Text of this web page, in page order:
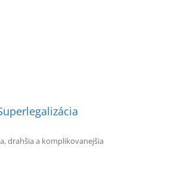
drahšia a komplikovanejšia